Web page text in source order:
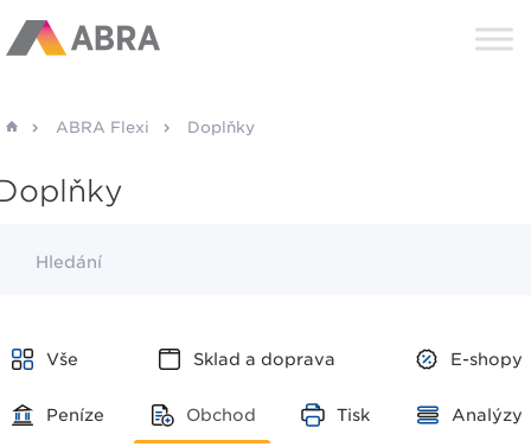
ABRA Flexi Doplňky
Hledání
Vše Sklad a doprava E-shopy
Peníze Obchod Tisk Analýzy